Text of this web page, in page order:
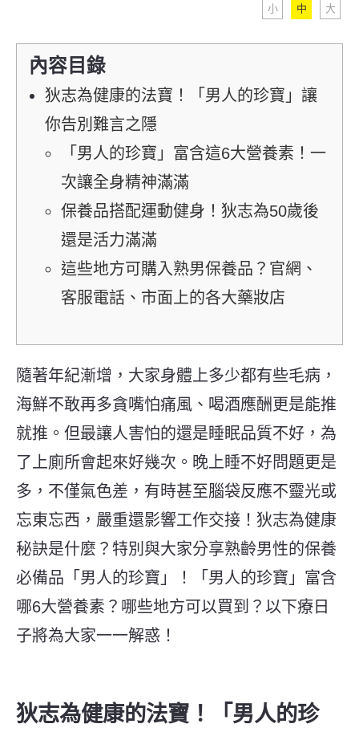
小 中 大
內容目錄
狄志為健康的法寶！「男人的珍寶」讓
你告別難言之隱
「男人的珍寶」富含這6大營養素！一
次讓全身精神滿滿
保養品搭配運動健身！狄志為50歲後
還是活力滿滿
這些地方可購入熟男保養品？官網、
客服電話、市面上的各大藥妝店
隨著年紀漸增，大家身體上多少都有些毛病，
海鮮不敢再多貪嘴怕痛風、喝酒應酬更是能推
就推。但最讓人害怕的還是睡眠品質不好，為
了上廁所會起來好幾次。晚上睡不好問題更是
多，不僅氣色差，有時甚至腦袋反應不靈光或
忘東忘西，嚴重還影響工作交接！狄志為健康
秘訣是什麼？特別與大家分享熟齡男性的保養
必備品「男人的珍寶」！
「男人的珍寶」富含
哪6大營養素？哪些地方可以買到？以下療日
子將為大家一一解惑！
狄志為健康的法寶！「男人的珍